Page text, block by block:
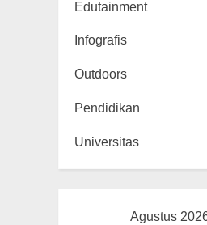
g
Edutainment
Infografis
Outdoors
Pendidikan
Universitas
Agustus